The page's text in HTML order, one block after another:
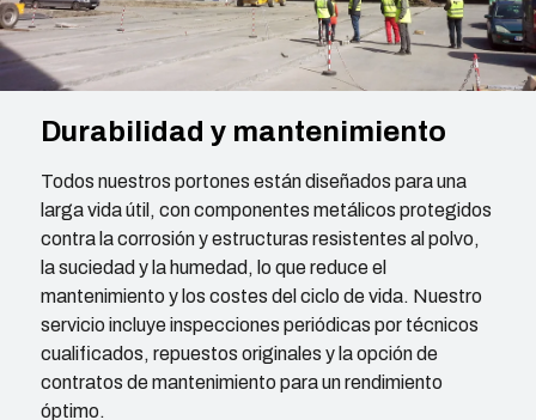
Durabilidad y mantenimiento
Todos nuestros portones están diseñados para una
larga vida útil, con componentes metálicos protegidos
contra la corrosión y estructuras resistentes al polvo,
la suciedad y la humedad, lo que reduce el
mantenimiento y los costes del ciclo de vida. Nuestro
servicio incluye inspecciones periódicas por técnicos
cualificados, repuestos originales y la opción de
contratos de mantenimiento para un rendimiento
óptimo.